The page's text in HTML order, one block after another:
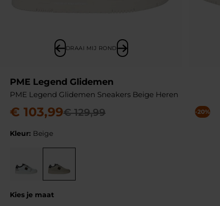
DRAAI MIJ ROND
PME Legend Glidemen
PME Legend Glidemen Sneakers Beige Heren
€ 103,99€ 129,99 -20%
Kleur: Beige
Kies je maat